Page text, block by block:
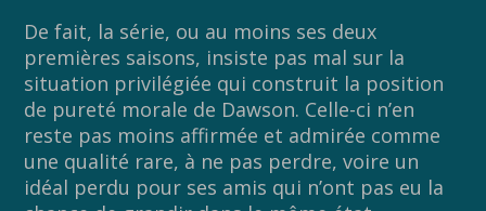
De fait, la série, ou au moins ses deux
premières saisons, insiste pas mal sur la
situation privilégiée qui construit la position
de pureté morale de Dawson. Celle-ci n’en
reste pas moins affirmée et admirée comme
une qualité rare, à ne pas perdre, voire un
idéal perdu pour ses amis qui n’ont pas eu la